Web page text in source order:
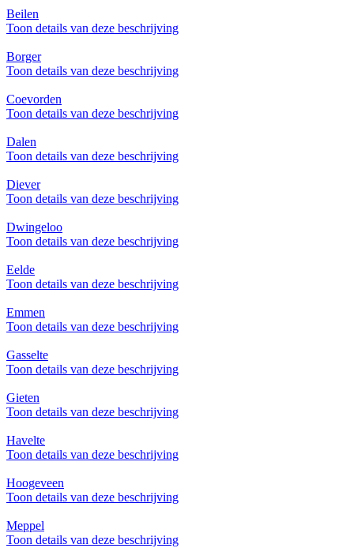
Beilen
Toon details van deze beschrijving
Borger
Toon details van deze beschrijving
Coevorden
Toon details van deze beschrijving
Dalen
Toon details van deze beschrijving
Diever
Toon details van deze beschrijving
Dwingeloo
Toon details van deze beschrijving
Eelde
Toon details van deze beschrijving
Emmen
Toon details van deze beschrijving
Gasselte
Toon details van deze beschrijving
Gieten
Toon details van deze beschrijving
Havelte
Toon details van deze beschrijving
Hoogeveen
Toon details van deze beschrijving
Meppel
Toon details van deze beschrijving